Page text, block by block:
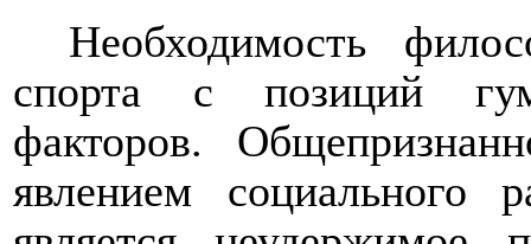
Необходимость
спорта с позиций
факторов.
явлением